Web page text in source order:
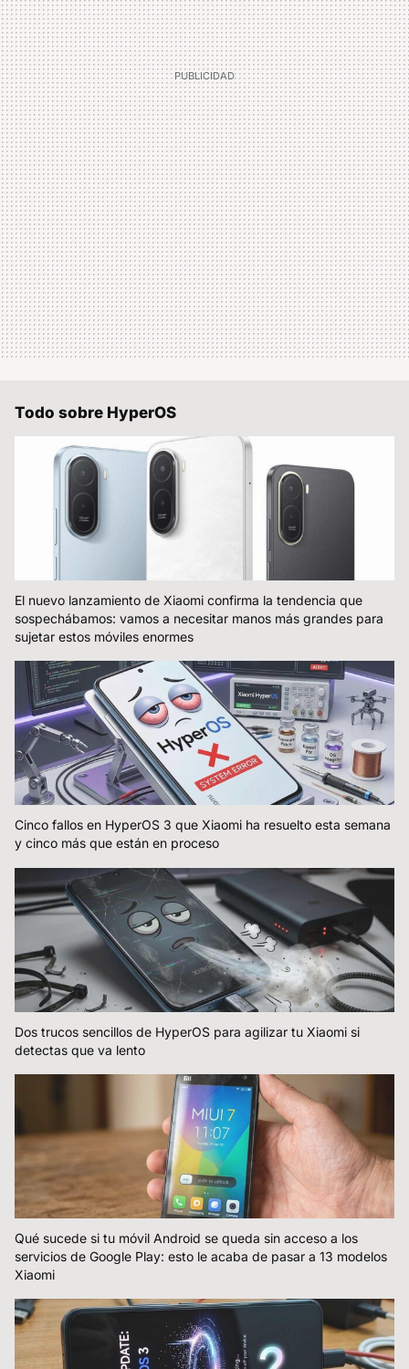
Todo sobre HyperOS
El nuevo lanzamiento de Xiaomi confirma la tendencia que
sospechábamos: vamos a necesitar manos más grandes para
sujetar estos móviles enormes
Cinco fallos en HyperOS 3 que Xiaomi ha resuelto esta semana
y cinco más que están en proceso
Dos trucos sencillos de HyperOS para agilizar tu Xiaomi si
detectas que va lento
Qué sucede si tu móvil Android se queda sin acceso a los
servicios de Google Play: esto le acaba de pasar a 13 modelos
Xiaomi